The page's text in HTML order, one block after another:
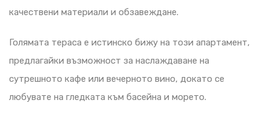
качествени материали и обзавеждане.
Голямата тераса е истинско бижу на този апартамент,
предлагайки възможност за наслаждаване на
сутрешното кафе или вечерното вино, докато се
любувате на гледката към басейна и морето.